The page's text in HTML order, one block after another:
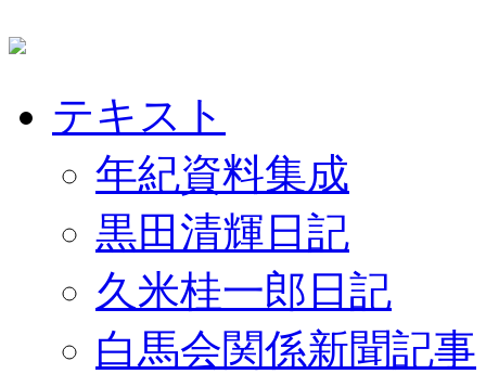
テキスト
年紀資料集成
黒田清輝日記
久米桂一郎日記
白馬会関係新聞記事